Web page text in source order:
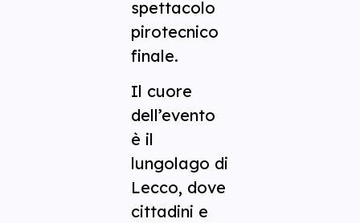
spettacolo
pirotecnico
finale.
Il cuore
dell’evento
è il
lungolago di
Lecco, dove
cittadini e